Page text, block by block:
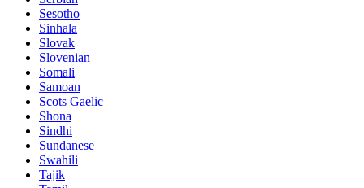
Sesotho
Sinhala
Slovak
Slovenian
Somali
Samoan
Scots Gaelic
Shona
Sindhi
Sundanese
Swahili
Tajik